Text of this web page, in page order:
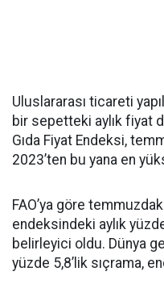
Uluslararası ticareti
bir sepetteki aylık fiyat
Gıda Fiyat Endeksi,
2023’ten bu yana en
FAO’ya göre
endeksindeki aylık
belirleyici oldu. Dünya
yüzde 5,8’lik sıçrama,